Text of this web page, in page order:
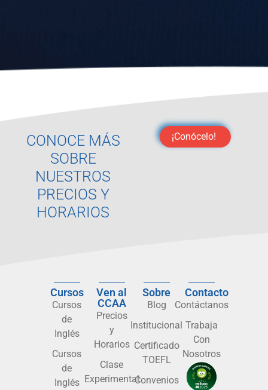
CONOCE MÁS
SOBRE
NUESTROS
PRECIOS Y
HORARIOS
¡Conócelo!
Cursos
Cursos
de
Inglés
Cursos
de
Inglés
Ven al
CCAA
Precios
y
Horarios
Clase
Experimental
Sobre
Blog
Institucional
Certificado
TOEFL
Convenios
Contacto
Contáctanos
Trabaja
Con
Nosotros